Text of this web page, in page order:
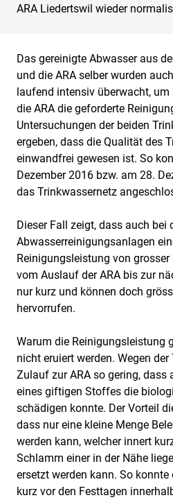
ARA Liedertswil wieder
Das gereinigte Abwasser aus
und die ARA selber wurden
laufend intensiv überwacht, um
die ARA die geforderte
Untersuchungen der beiden
ergeben, dass die Qualität des
einwandfrei gewesen ist. So
Dezember 2016 bzw. am 28.
das Trinkwassernetz
Dieser Fall zeigt, dass auch bei
Abwasserreinigungsanlagen
Reinigungsleistung von
vom Auslauf der ARA bis zur
nur kurz und können doch
hervorrufen.
Warum die Reinigungsleistung
nicht eruiert werden. Wegen
Zulauf zur ARA so gering, dass
eines giftigen Stoffes die
schädigen konnte. Der Vorteil
dass nur eine kleine Menge
werden kann, welcher innert
Schlamm einer in der Nähe
ersetzt werden kann. So
kurz vor den Festtagen